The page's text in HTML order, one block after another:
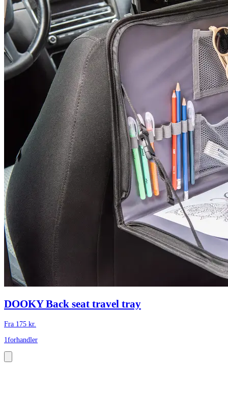
DOOKY Back seat travel tray
Fra 175 kr.
1 forhandler